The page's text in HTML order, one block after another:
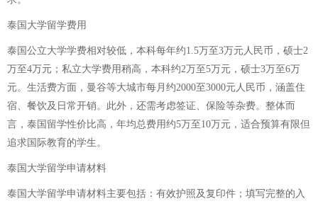
泰国大学留学费用
泰国公立大学学费相对较低，本科每年约1.5万至3万元人民币，硕士2
万至4万元；私立大学费用稍高，本科约2万至5万元，硕士3万至6万
元。生活费方面，曼谷等大城市每月约2000至3000元人民币，涵盖住
宿、餐饮及日常开销。此外，还需考虑签证、保险等杂费。整体而
言，泰国留学性价比高，年均总费用约5万至10万元，适合预算有限但
追求国际教育的学生。
泰国大学留学申请材料
泰国大学留学申请材料主要包括：有效护照及复印件；填写完整的入